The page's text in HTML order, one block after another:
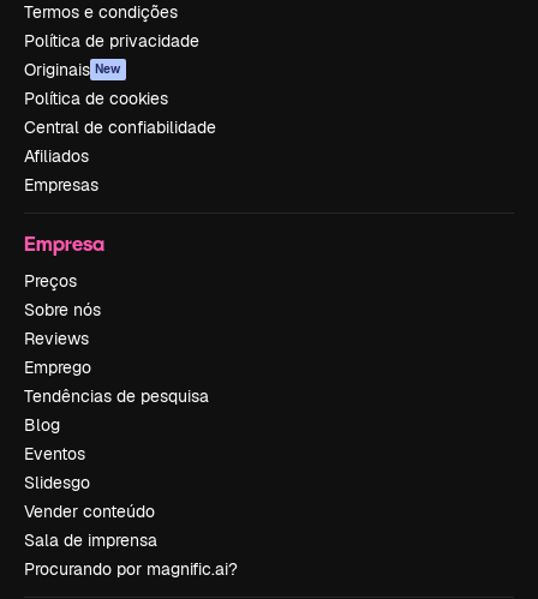
Termos e condições
Política de privacidade
Originais New
Política de cookies
Central de confiabilidade
Afiliados
Empresas
Empresa
Preços
Sobre nós
Reviews
Emprego
Tendências de pesquisa
Blog
Eventos
Slidesgo
Vender conteúdo
Sala de imprensa
Procurando por magnific.ai?